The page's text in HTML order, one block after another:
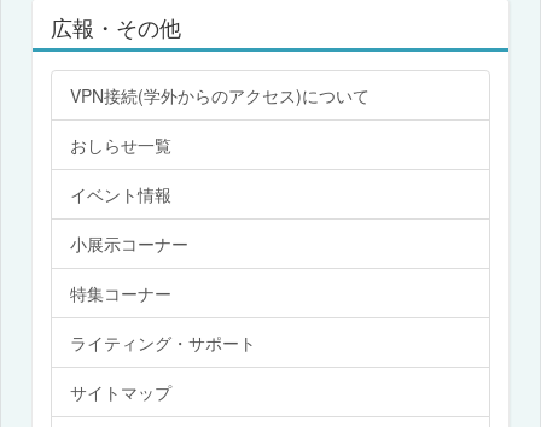
広報・その他
VPN接続(学外からのアクセス)について
おしらせ一覧
イベント情報
小展示コーナー
特集コーナー
ライティング・サポート
サイトマップ